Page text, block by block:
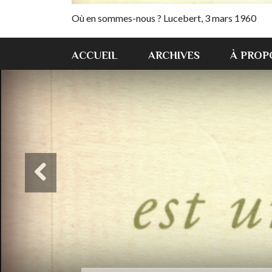
Où en sommes-nous ? Lucebert, 3 mars 1960
ACCUEIL ARCHIVES À